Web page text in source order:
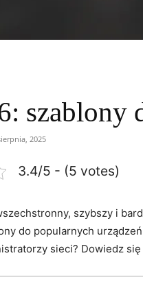
2025
3.4/5 - (5 votes)
szybszy i
do‌ popularnych
sieci? ​Dowiedz